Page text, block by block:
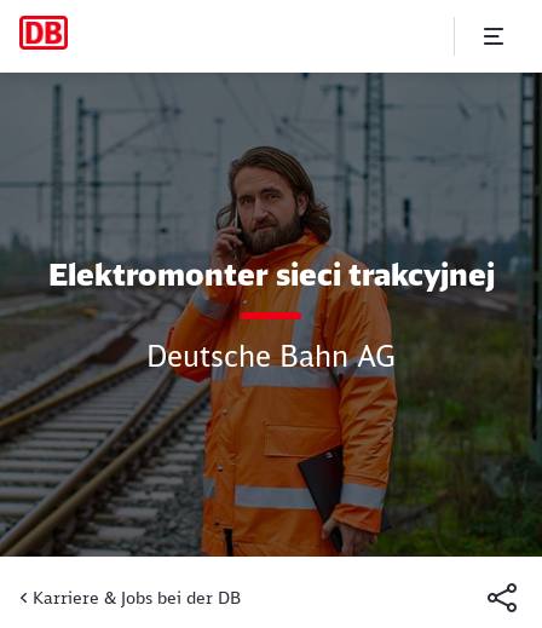
Elektromonter sieci
Elektromonter sieci trakcyjnej
Deutsche Bahn AG
Karriere & Jobs bei der DB